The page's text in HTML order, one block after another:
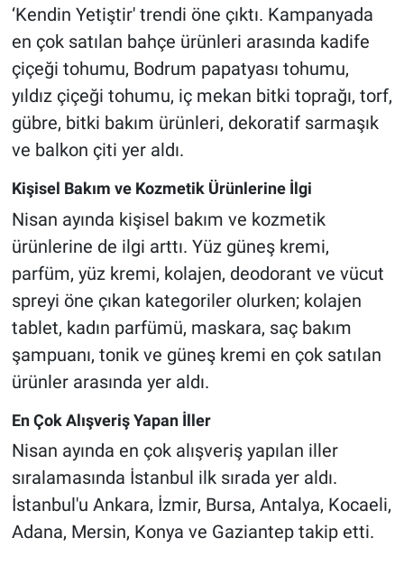
‘Kendin Yetiştir' trendi öne çıktı. Kampanyada
en çok satılan bahçe ürünleri arasında kadife
çiçeği tohumu, Bodrum papatyası tohumu,
yıldız çiçeği tohumu, iç mekan bitki toprağı, torf,
gübre, bitki bakım ürünleri, dekoratif sarmaşık
ve balkon çiti yer aldı.
Kişisel Bakım ve Kozmetik Ürünlerine İlgi
Nisan ayında kişisel bakım ve kozmetik
ürünlerine de ilgi arttı. Yüz güneş kremi,
parfüm, yüz kremi, kolajen, deodorant ve vücut
spreyi öne çıkan kategoriler olurken; kolajen
tablet, kadın parfümü, maskara, saç bakım
şampuanı, tonik ve güneş kremi en çok satılan
ürünler arasında yer aldı.
En Çok Alışveriş Yapan İller
Nisan ayında en çok alışveriş yapılan iller
sıralamasında İstanbul ilk sırada yer aldı.
İstanbul'u Ankara, İzmir, Bursa, Antalya, Kocaeli,
Adana, Mersin, Konya ve Gaziantep takip etti.